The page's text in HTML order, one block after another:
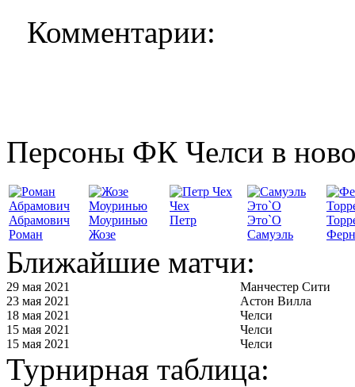
Комментарии:
Персоны ФК Челси в
Абрамович
Роман
Моуринью
Жозе
Чех
Петр
Это`О
Самуэль
Ближайшие матчи:
29 мая 2021
Манчестер Сити
23 мая 2021
Астон Вилла
18 мая 2021
Челси
15 мая 2021
Челси
15 мая 2021
Челси
Турнирная таблица: